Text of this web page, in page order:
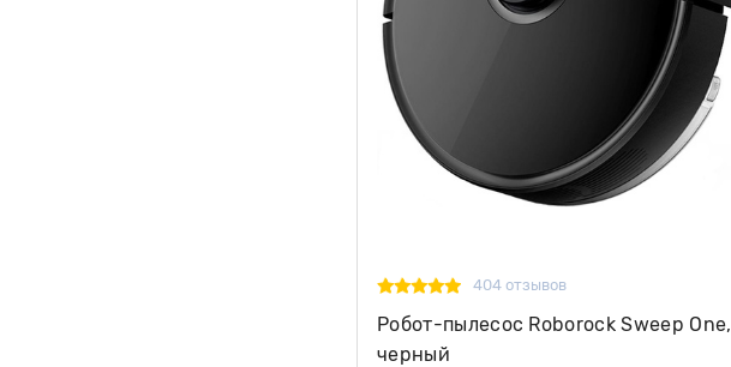
404 отзывов
Робот-пылесос Roborock Sweep One,
черный